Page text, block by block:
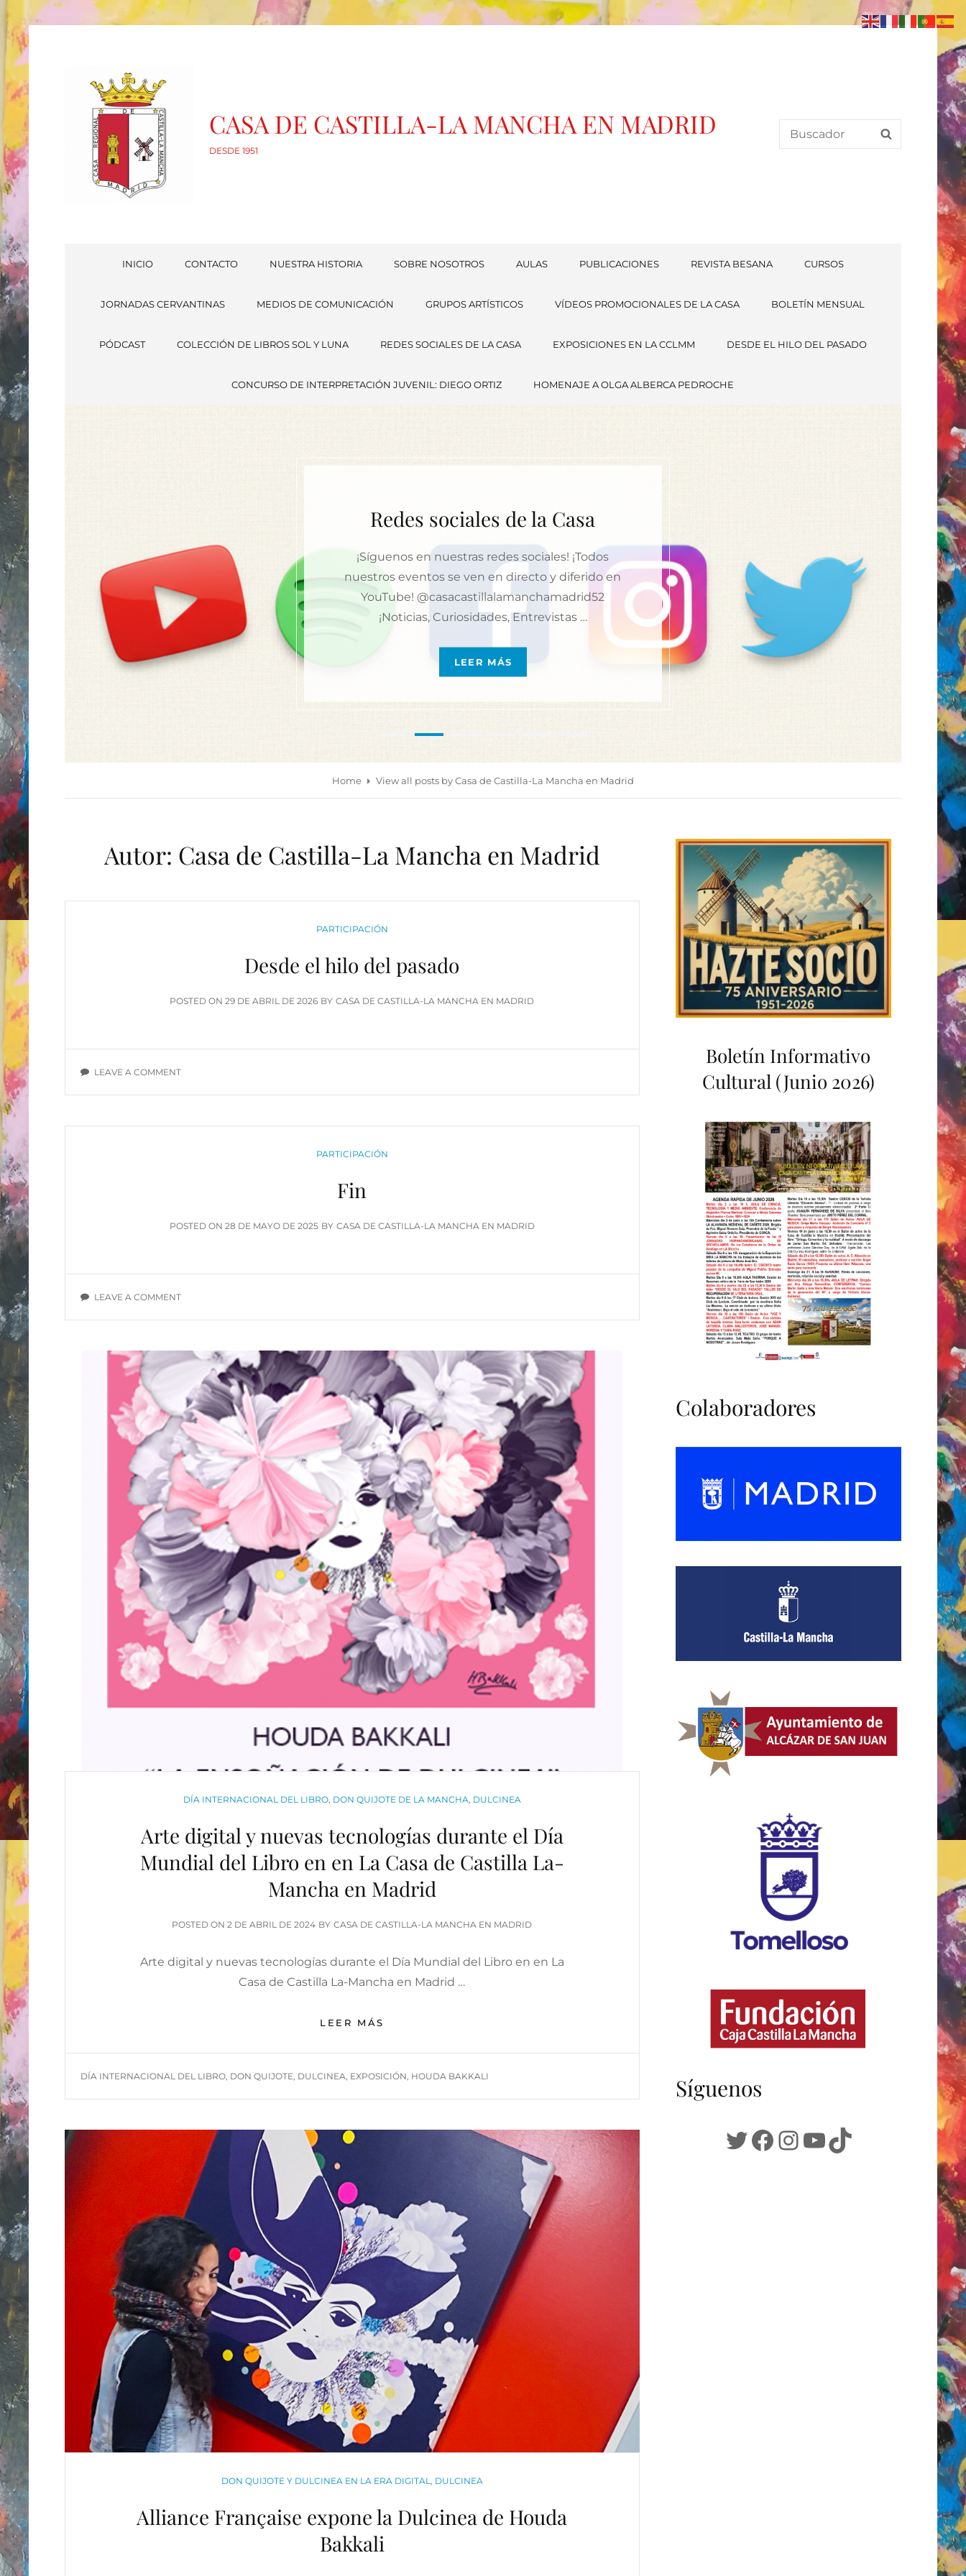
CASA DE CASTILLA-LA MANCHA EN MADRID
DESDE 1951
Search
for:
INICIO CONTACTO NUESTRA HISTORIA SOBRE NOSOTROS AULAS PUBLICACIONES REVISTA BESANA CURSOS
JORNADAS CERVANTINAS MEDIOS DE COMUNICACIÓN GRUPOS ARTÍSTICOS VÍDEOS PROMOCIONALES DE LA CASA BOLETÍN MENSUAL
PÓDCAST COLECCIÓN DE LIBROS SOL Y LUNA REDES SOCIALES DE LA CASA EXPOSICIONES EN LA CCLMM DESDE EL HILO DEL PASADO
CONCURSO DE INTERPRETACIÓN JUVENIL: DIEGO ORTIZ HOMENAJE A OLGA ALBERCA PEDROCHE
Redes sociales de la Casa
¡Síguenos en nuestras redes sociales! ¡Todos
nuestros eventos se ven en directo y diferido en
YouTube! @casacastillalamanchamadrid52
¡Noticias, Curiosidades, Entrevistas …
LEER MÁS
Home View all posts byCasa de Castilla-La Mancha en Madrid
Autor: Casa de Castilla-La Mancha en Madrid
CATEGORIES
PARTICIPACIÓN
Desde el hilo del pasado
POSTED ONPOSTED
29 DE ABRIL DE 2026 BY CASA DE CASTILLA-LA MANCHA EN MADRID
LEAVE A COMMENTON
CATEGORIES
PARTICIPACIÓN
Fin
POSTED ON POSTED
28 DE MAYO DE 2025 BY CASA DE CASTILLA-LA MANCHA EN MADRID
LEAVE A COMMENTON
CATEGORIES
DÍA INTERNACIONAL DEL LIBRO, DON QUIJOTE DE LA MANCHA DULCINEA
Arte digital y nuevas tecnologías durante el Día
Mundial del Libro en en La Casa de Castilla La-
Mancha en Madrid
POSTED ONPOSTED
2 DE ABRIL DE 2024 BY CASA DE CASTILLA-LA MANCHA EN MADRID
Arte digital y nuevas tecnologías durante el Día Mundial del Libro en en La
Casa de Castilla La-Mancha en Madrid …
LEER MÁS
Y
TECNOLOGÍAS
DURANTE
DÍA
EN
LA
CASA
DE
CASTILLA
MANCHA
EN
MADRID
TAGS
DÍA INTERNACIONAL DEL LIBRO DON QUIJOTE DULCINEA EXPOSICIÓN HOUDA BAKKALI
CATEGORIES
DON QUIJOTE Y DULCINEA EN LA ERA DIGITAL, DULCINEA
Alliance Française expone la Dulcinea de Houda
Bakkali
Boletín Informativo
Cultural (Junio 2026)
Colaboradores
Síguenos
Twitter
Facebook
Instagram
YouTube
TikTok